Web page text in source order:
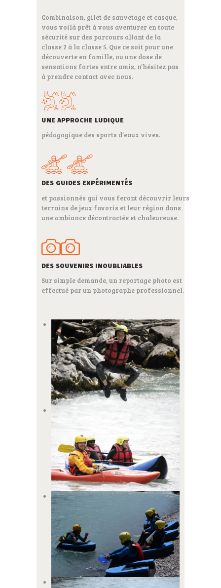
Combinaison, gilet de sauvetage et casque,
vous voilà prêt à vous aventurer en toute
sécurité sur des parcours allant de la
classe 2 à la classe 5. Que ce soit pour une
découverte en famille, ou une dose de
sensations fortes entre amis, n’hésitez pas
à prendre contact avec nous.
UNE APPROCHE LUDIQUE
pédagogique des sports d’eaux vives.
DES GUIDES EXPÉRIMENTÉS
et passionnés qui vous feront découvrir leurs
terrains de jeux favoris et leur région dans
une ambiance décontractée et chaleureuse.
DES SOUVENIRS INOUBLIABLES
Sur simple demande, un reportage photo est
effectué par un photographe professionnel.